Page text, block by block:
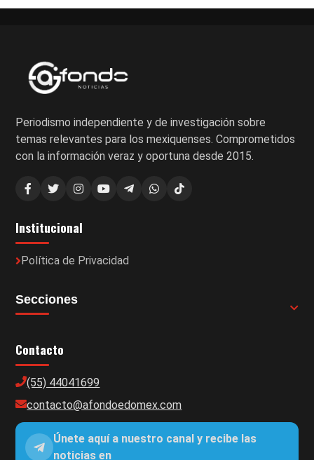
Periodismo independiente y de investigación sobre
temas relevantes para los mexiquenses. Comprometidos
con la información veraz y oportuna desde 2015.
Institucional
Política de Privacidad
Secciones
Contacto
(55) 44041699
contacto@afondoedomex.com
Únete aquí a nuestro canal y recibe las
noticias en